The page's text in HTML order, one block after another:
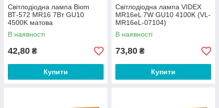
Світлодіодна лампа Biom
ВТ-572 MR16 7Вт GU10
4500K матова
В наявності
42,80 ₴
Купити
Світлодіодна лампа VIDEX
MR16eL 7W GU10 4100K (VL-
MR16eL-07104)
В наявності
73,80 ₴
Купити